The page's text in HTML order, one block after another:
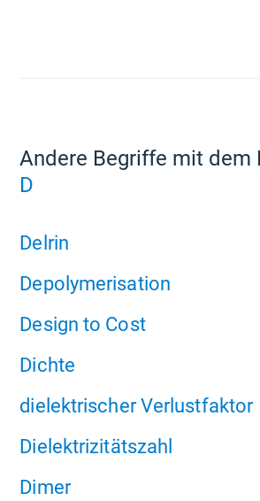
Andere Begriffe mit dem
D
Delrin
Depolymerisation
Design to Cost
Dichte
dielektrischer Verlustfaktor
Dielektrizitätszahl
Dimer